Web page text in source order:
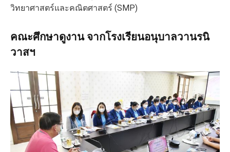
วิทยาศาสตร์และคณิตศาสตร์ (SMP)
คณะศึกษาดูงาน จากโรงเรียนอนุบาลวานรนิ
วาสฯ